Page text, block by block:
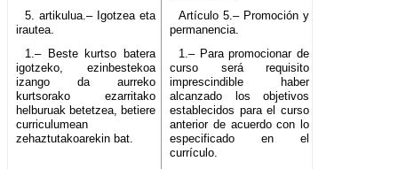
5. artikulua.– Igotzea eta
irautea.
Artículo 5.– Promoción y
permanencia.
1.– Beste kurtso batera
igotzeko, ezinbestekoa
izango da aurreko
kurtsorako ezarritako
helburuak betetzea, betiere
curriculumean
zehaztutakoarekin bat.
1.– Para promocionar de
curso será requisito
imprescindible haber
alcanzado los objetivos
establecidos para el curso
anterior de acuerdo con lo
especificado en el
currículo.